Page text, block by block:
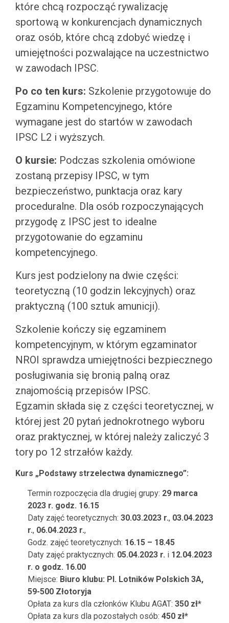
które chcą rozpocząć rywalizację
sportową w konkurencjach dynamicznych
oraz osób, które chcą zdobyć wiedzę i
umiejętności pozwalające na uczestnictwo
w zawodach IPSC.
Po co ten kurs: Szkolenie przygotowuje do
Egzaminu Kompetencyjnego, które
wymagane jest do startów w zawodach
IPSC L2 i wyższych.
O kursie: Podczas szkolenia omówione
zostaną przepisy IPSC, w tym
bezpieczeństwo, punktacja oraz kary
proceduralne. Dla osób rozpoczynających
przygodę z IPSC jest to idealne
przygotowanie do egzaminu
kompetencyjnego.
Kurs jest podzielony na dwie części:
teoretyczną (10 godzin lekcyjnych) oraz
praktyczną (100 sztuk amunicji).
Szkolenie kończy się egzaminem
kompetencyjnym, w którym egzaminator
NROI sprawdza umiejętności bezpiecznego
posługiwania się bronią palną oraz
znajomością przepisów IPSC.
Egzamin składa się z części teoretycznej, w
której jest 20 pytań jednokrotnego wyboru
oraz praktycznej, w której należy zaliczyć 3
tory po 12 strzałów każdy.
Kurs „Podstawy strzelectwa dynamicznego”:
Termin rozpoczęcia dla drugiej grupy: 29 marca
2023 r. godz. 16.15
Daty zajęć teoretycznych: 30.03.2023 r., 03.04.2023
r., 06.04.2023 r.,
Godz. zajęć teoretycznych: 16.15 – 18.45
Daty zajęć praktycznych: 05.04.2023 r. i 12.04.2023
r. o godz. 16.00
Miejsce: Biuro klubu: Pl. Lotników Polskich 3A,
59-500 Złotoryja
Opłata za kurs dla członków Klubu AGAT: 350 zł*
Opłata za kurs dla pozostałych osób: 450 zł*